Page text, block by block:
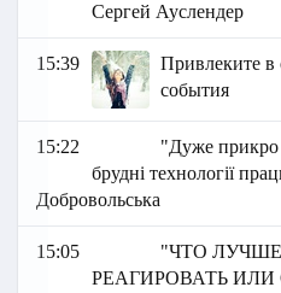
Сергей Ауслендер
15:39
Привлеките
события
15:22
"Дуже прикро
брудні технології
Добровольська
15:05
"ЧТО
РЕАГИРОВАТЬ ИЛИ